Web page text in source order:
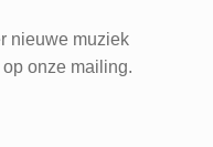
nieuwe muziek
onze mailing.